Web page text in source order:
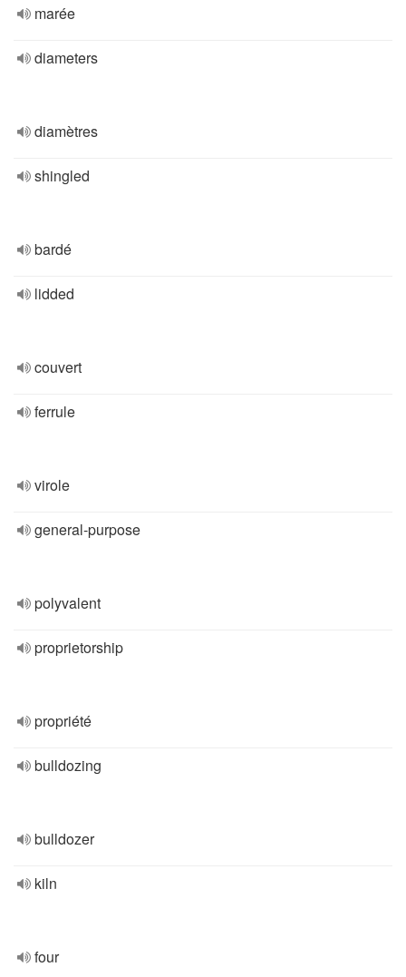
marée
diameters
diamètres
shingled
bardé
lidded
couvert
ferrule
virole
general-purpose
polyvalent
proprietorship
propriété
bulldozing
bulldozer
kiln
four